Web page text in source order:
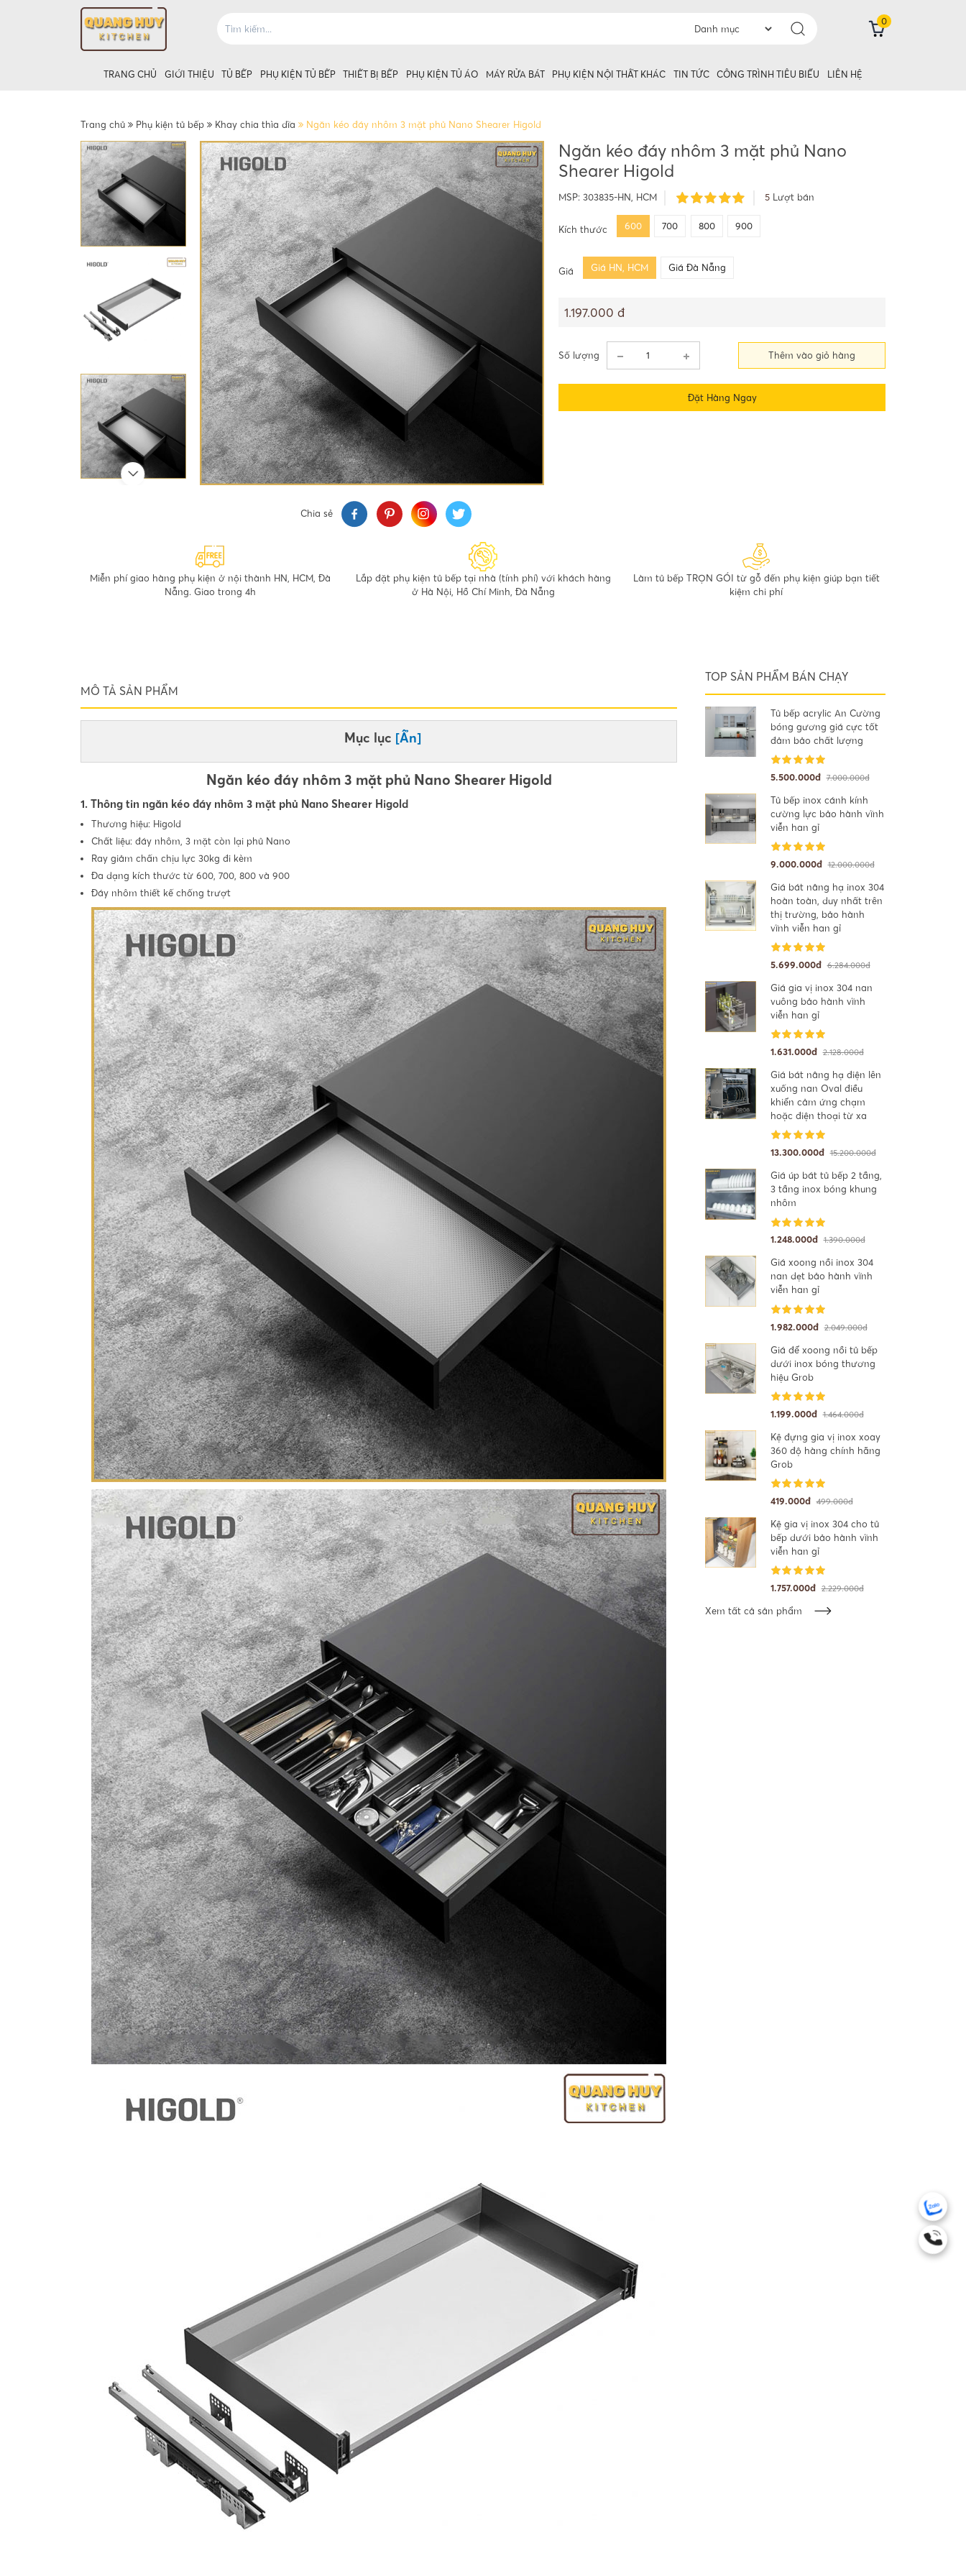
0
TRANG CHỦ GIỚI THIỆU TỦ BẾP PHỤ KIỆN TỦ BẾP
Giá úp bát tủ trên
Giá úp bát tủ dưới
THIẾT BỊ BẾP PHỤ KIỆN TỦ ÁO MÁY RỬA BÁT PHỤ KIỆN NỘI THẤT KHÁC TIN TỨC CÔNG TRÌNH TIÊU BIỂU LIÊN HỆ
Trang chủ Phụ kiện tủ bếp Khay chia thìa dĩa Ngăn kéo đáy nhôm 3 mặt phủ Nano Shearer Higold
Ngăn kéo đáy nhôm 3 mặt phủ Nano
Shearer Higold
MSP: 303835-HN, HCM 5Lượt bán
Kích thước 600 700 800 900
Giá Giá HN, HCM Giá Đà Nẵng
1.197.000 đ
Số lượng Thêm vào giỏ hàng
Đặt Hàng Ngay
Chia sẻ
Miễn phí giao hàng phụ kiện ở nội thành HN, HCM, Đà
Nẵng. Giao trong 4h
Lắp đặt phụ kiện tủ bếp tại nhà (tính phí) với khách hàng
ở Hà Nội, Hồ Chí Minh, Đà Nẵng
Làm tủ bếp TRỌN GÓI từ gỗ đến phụ kiện giúp bạn tiết
kiệm chi phí
MÔ TẢ SẢN PHẨM
Mục lục [Ẩn]
Ngăn kéo đáy nhôm 3 mặt phủ Nano Shearer Higold
1. Thông tin ngăn kéo đáy nhôm 3 mặt phủ Nano Shearer Higold
Thương hiệu: Higold
Chất liệu: đáy nhôm, 3 mặt còn lại phủ Nano
Ray giảm chấn chịu lực 30kg đi kèm
Đa dạng kích thước từ 600, 700, 800 và 900
Đáy nhôm thiết kế chống trượt
TOP SẢN PHẨM BÁN CHẠY
Tủ bếp acrylic An Cường
bóng gương giá cực tốt
đảm bảo chất lượng
5.500.000đ 7.000.000đ
Tủ bếp inox cánh kính
cường lực bảo hành vĩnh
viễn han gỉ
9.000.000đ 12.000.000đ
Giá bát nâng hạ inox 304
hoàn toàn, duy nhất trên
thị trường, bảo hành
vĩnh viễn han gỉ
5.699.000đ 6.284.000đ
Giá gia vị inox 304 nan
vuông bảo hành vĩnh
viễn han gỉ
1.631.000đ 2.128.000đ
Giá bát nâng hạ điện lên
xuống nan Oval điều
khiển cảm ứng chạm
hoặc điện thoại từ xa
13.300.000đ 15.200.000đ
Giá úp bát tủ bếp 2 tầng,
3 tầng inox bóng khung
nhôm
1.248.000đ 1.390.000đ
Giá xoong nồi inox 304
nan dẹt bảo hành vĩnh
viễn han gỉ
1.982.000đ 2.049.000đ
Giá để xoong nồi tủ bếp
dưới inox bóng thương
hiệu Grob
1.199.000đ 1.464.000đ
Kệ đựng gia vị inox xoay
360 độ hàng chính hãng
Grob
419.000đ 499.000đ
Kệ gia vị inox 304 cho tủ
bếp dưới bảo hành vĩnh
viễn han gỉ
1.757.000đ 2.229.000đ
Xem tất cả sản phẩm